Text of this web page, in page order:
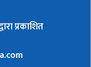
प्रकाशित